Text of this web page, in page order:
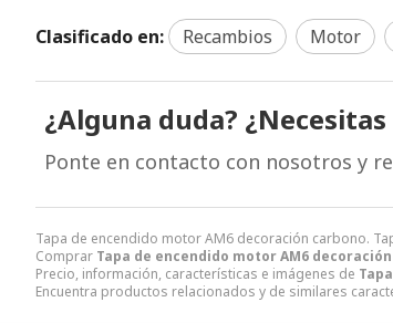
Tapa de encendido motor AM6 decoración carbono.
Comprar Tapa de encendido motor AM6
Precio, información, características e imágenes de
Encuentra productos relacionados y de similares
Clasificado en: Recambios Motor
¿Alguna duda?
Ponte en contacto con nosotros y